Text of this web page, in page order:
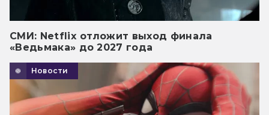
СМИ: Netflix отложит выход финала
«Ведьмака» до 2027 года
Новости